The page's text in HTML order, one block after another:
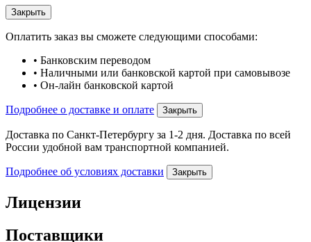
Закрыть
Оплатить заказ вы сможете следующими способами:
• Банковским переводом
• Наличными или банковской картой при самовывозе
• Он-лайн банковской картой
Подробнее о доставке и оплате Закрыть
Доставка по Санкт-Петербургу за 1-2 дня. Доставка по всей
России удобной вам транспортной компанией.
Подробнее об условиях доставки Закрыть
Лицензии
Поставщики